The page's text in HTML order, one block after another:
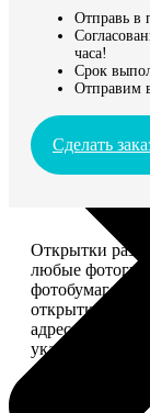
Отправь в
часа!
Срок
Отправим
Сделать
Открытки
любые
фотобумаге
открытки вам,
адресату.
указана за 6